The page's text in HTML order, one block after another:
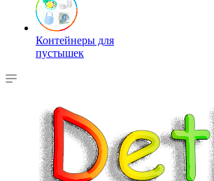
Контейнеры для
пустышек